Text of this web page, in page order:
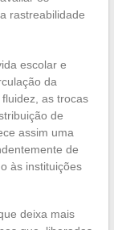
rastreabilidade
escolar e
da
as trocas
de
assim uma
de
às instituições
deixa mais